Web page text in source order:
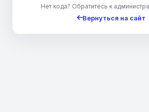
Нет кода? Обратитесь к
Вернуться на сайт